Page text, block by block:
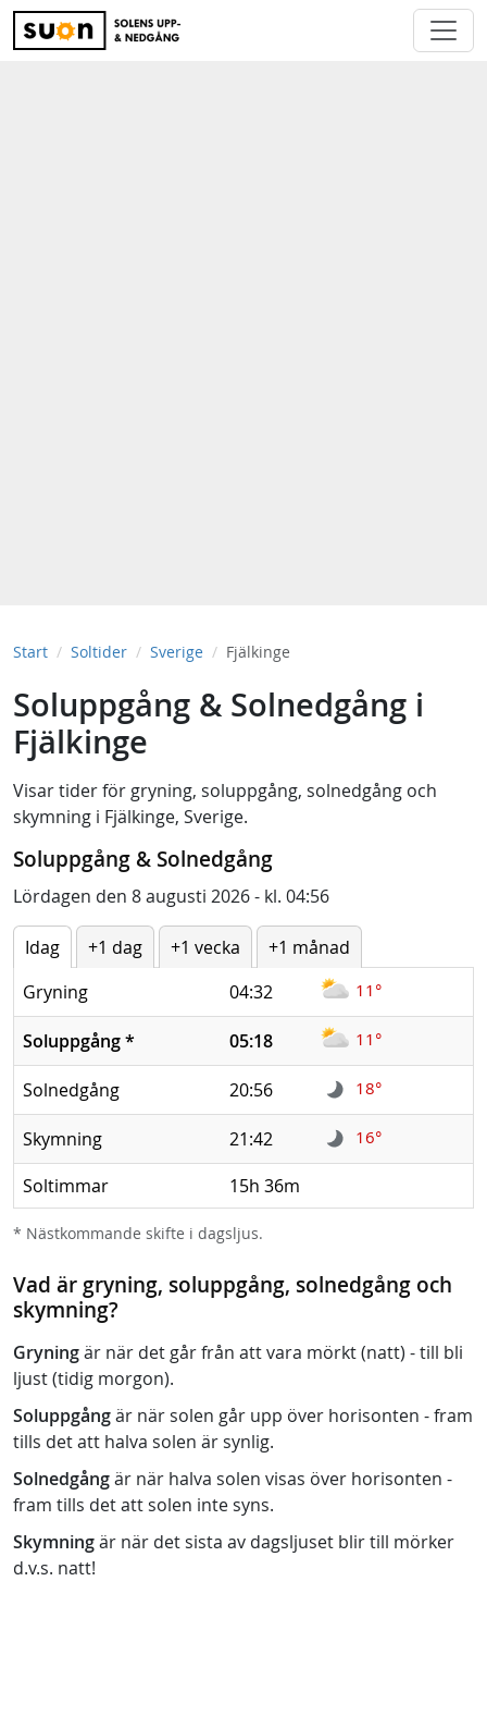
Start Soltider Sverige Fjälkinge
Soluppgång & Solnedgång i
Fjälkinge
Visar tider för gryning, soluppgång, solnedgång och
skymning i Fjälkinge, Sverige.
Soluppgång & Solnedgång
Lördagen den 8 augusti 2026 - kl. 04:56
Idag +1 dag +1 vecka
+1 månad
Gryning
04:32 11°
Soluppgång* 05:18 11°
Solnedgång 20:56 18°
Skymning 21:42 16°
Soltimmar 15h 36m
* Nästkommande skifte i dagsljus.
Vad är gryning, soluppgång, solnedgång och
skymning?
Gryningär när det går från att vara mörkt (natt) - till bli
ljust (tidig morgon).
Soluppgångär när solen går upp över horisonten - fram
tills det att halva solen är synlig.
Solnedgångär när halva solen visas över horisonten -
fram tills det att solen inte syns.
Skymningär när det sista av dagsljuset blir till mörker
d.v.s. natt!